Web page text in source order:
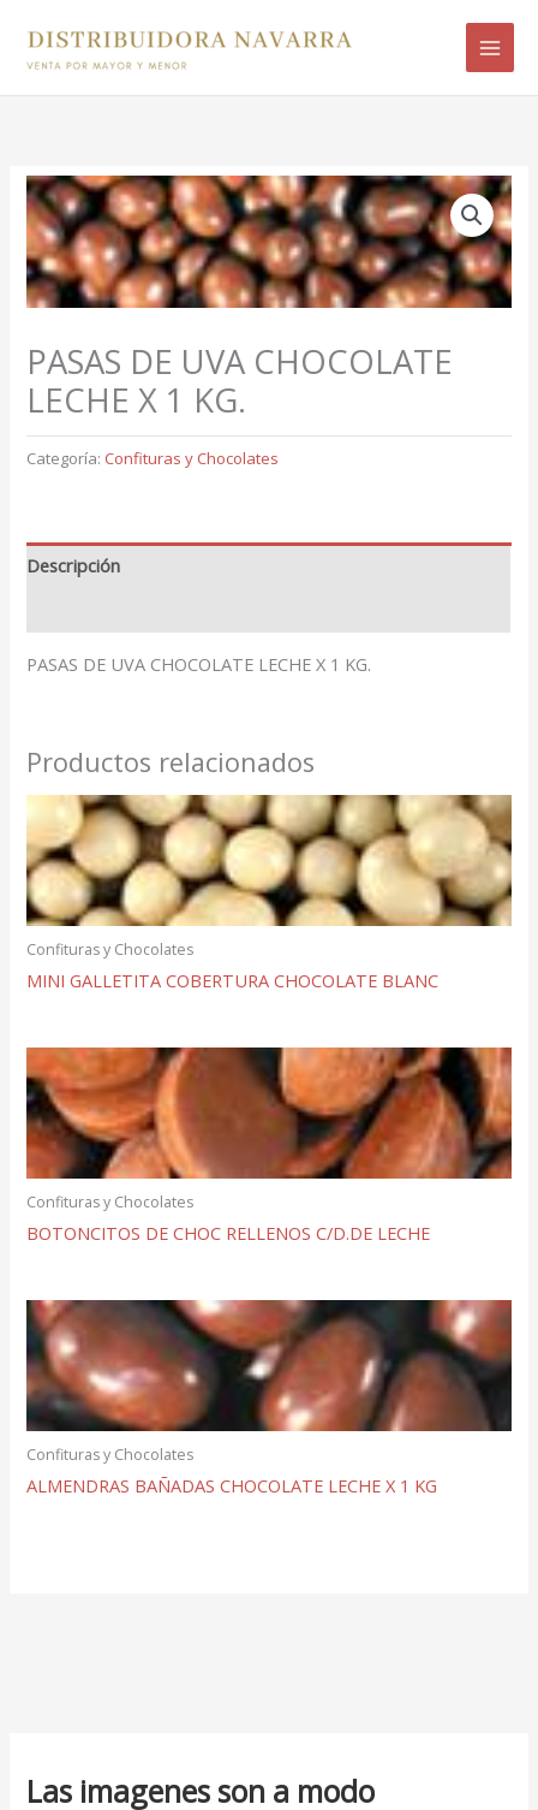
contenido
Las imagenes son a modo
u
r
p
o
r
PASAS DE UVA CHOCOLATE
LECHE X 1 KG.
Categoría: Confituras y Chocolates
Descripción
PASAS DE UVA CHOCOLATE LECHE X 1 KG.
Productos relacionados
Confituras y Chocolates
MINI GALLETITA COBERTURA CHOCOLATE BLANC
Confituras y Chocolates
BOTONCITOS DE CHOC RELLENOS C/D.DE LECHE
Confituras y Chocolates
ALMENDRAS BAÑADAS CHOCOLATE LECHE X 1 KG